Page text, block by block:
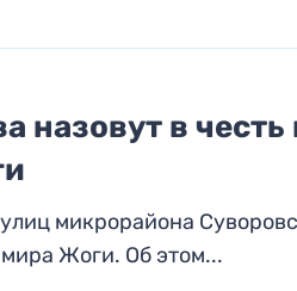
назовут в
микрорайона
Жоги. Об этом...